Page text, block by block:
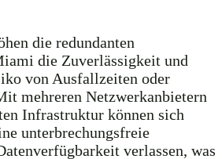
die redundanten
die Zuverlässigkeit und
von Ausfallzeiten oder
mehreren Netzwerkanbietern
Infrastruktur können sich
unterbrechungsfreie
verlassen, was